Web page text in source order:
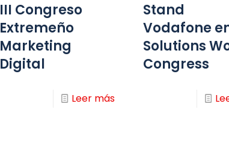
III Congreso
Extremeño
Marketing
Digital
Leer más
Stand
Vodafone
Solutions
Congress